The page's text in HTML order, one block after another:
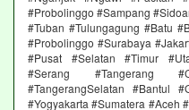
#Probolinggo #Sampang
#Tuban #Tulungagung #Batu
#Probolinggo #Surabaya
#Pusat #Selatan #Timur
#Serang #Tangerang
#TangerangSelatan #Bantul
#Yogyakarta #Sumatera #Aceh